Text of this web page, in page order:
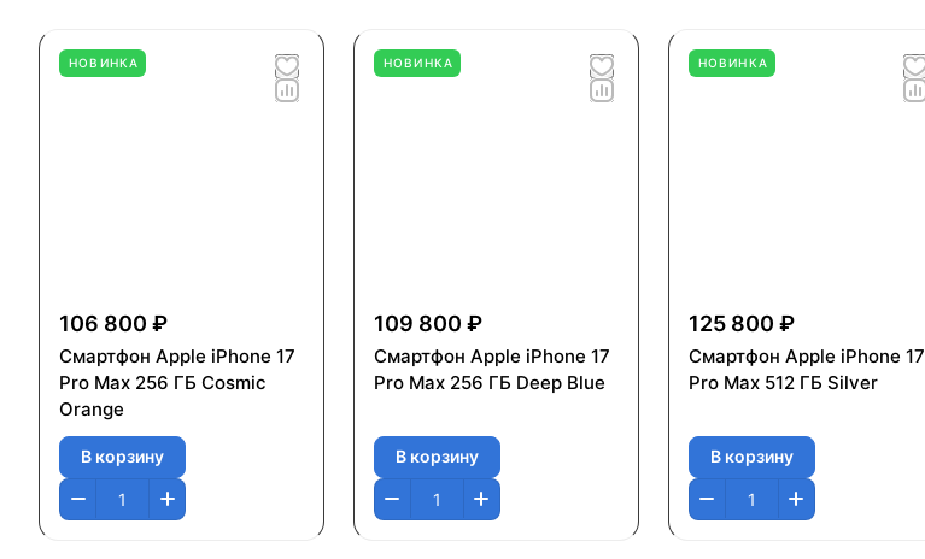
НОВИНКА
106 800 ₽
Смартфон Apple iPhone 17
Pro Max 256 ГБ Cosmic
Orange
В корзину
НОВИНКА
109 800 ₽
Смартфон Apple iPhone 17
Pro Max 256 ГБ Deep Blue
В корзину
НОВИНКА
125 800 ₽
Смартфон Apple iPhone 17
Pro Max 512 ГБ Silver
В корзину